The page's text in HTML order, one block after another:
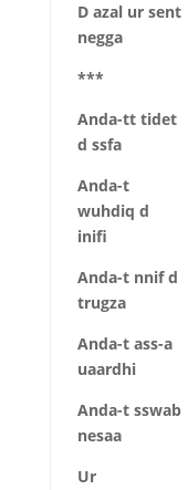
D azal ur sent
negga
***
Anda-tt tidet
d ssfa
Anda-t
wuhdiq d
inifi
Anda-t nnif d
trugza
Anda-t ass-a
uaardhi
Anda-t sswab
nesaa
Ur